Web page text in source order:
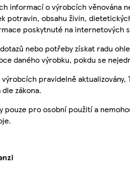
informací o výrobcích věnována
potravin, obsahu živin,
poskytnuté na internetových
nebo potřeby získat radu
daného výrobku, pokdu se
pravidelně
zákona.
pouze pro osobní použití a